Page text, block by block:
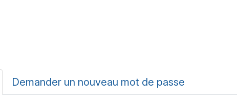
(onglet
actif)
Demander un nouveau mot de passe